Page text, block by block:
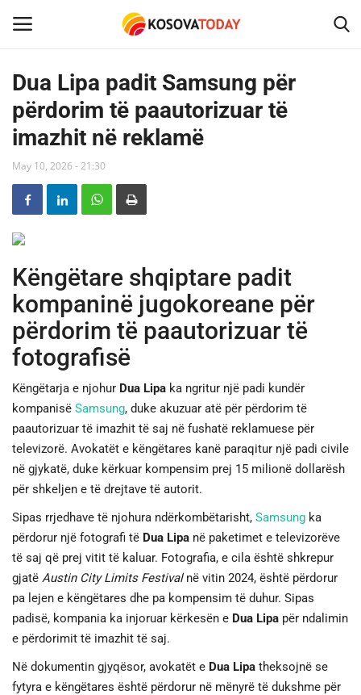
Home
KOSOVA
SHQIPERIA
MAQEDONIA
SHOWBIZ
BOTA
TECH
JETA
SPORTI
SHENDETI
Dua Lipa padit Samsung për
përdorim të paautorizuar të
imazhit në reklamë
May 10, 2026 - 21:30
Këngëtare shqiptare padit
kompaninë jugokoreane për
përdorim të paautorizuar të
fotografisë
Këngëtarja e njohur Dua Lipa ka ngritur një padi kundër
kompanisë Samsung, duke akuzuar atë për përdorim të
paautorizuar të imazhit të saj në fushatë reklamuese për
televizorë. Avokatët e këngëtares kanë paraqitur një padi civile
në gjykatë, duke kërkuar kompensim prej 15 milionë dollarësh
për shkeljen e të drejtave të autorit.
Sipas rrjedhave të njohura ndërkombëtarisht, Samsung ka
përdorur një fotografi të Dua Lipa në paketimet e televizorëve
të saj që prej vitit të kaluar. Fotografia, e cila është shkrepur
gjatë Austin City Limits Festivalnë vitin 2024, është përdorur
pa lejen e këngëtares dhe pa kompensim të duhur. Sipas
padisë, kompania ka injoruar kërkesën e Dua Lipa për ndalimin
e përdorimit të imazhit të saj.
Në dokumentin gjyqësor, avokatët e Dua Lipa theksojnë se
fytyra e këngëtares është përdorur në mënyrë të dukshme për